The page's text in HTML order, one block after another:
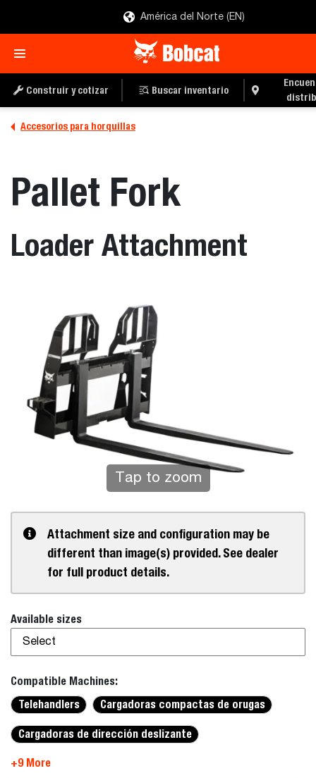
América del Norte (EN)
Construir y cotizar Buscar inventario
Accesorios para horquillas
Pallet Fork
Loader Attachment
Tap to zoom
Attachment size and configuration may be
different than image(s) provided. See dealer
for full product details.
Available sizes
Select
Compatible Machines:
Telehandlers
Cargadoras compactas de orugas
Cargadoras de dirección deslizante
+9 More